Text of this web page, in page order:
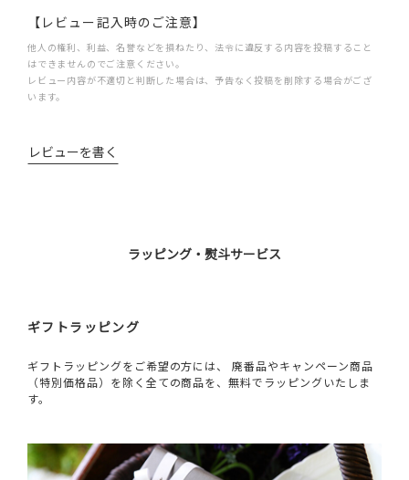
【レビュー記入時のご注意】
他人の権利、利益、名誉などを損ねたり、法令に違反する内容を投稿すること
はできませんのでご注意ください。
レビュー内容が不適切と判断した場合は、予告なく投稿を削除する場合がござ
います。
レビューを書く
ラッピング・熨斗サービス
ギフトラッピング
ギフトラッピングをご希望の方には、 廃番品やキャンペーン商品
（特別価格品）を除く全ての商品を、無料でラッピングいたしま
す。